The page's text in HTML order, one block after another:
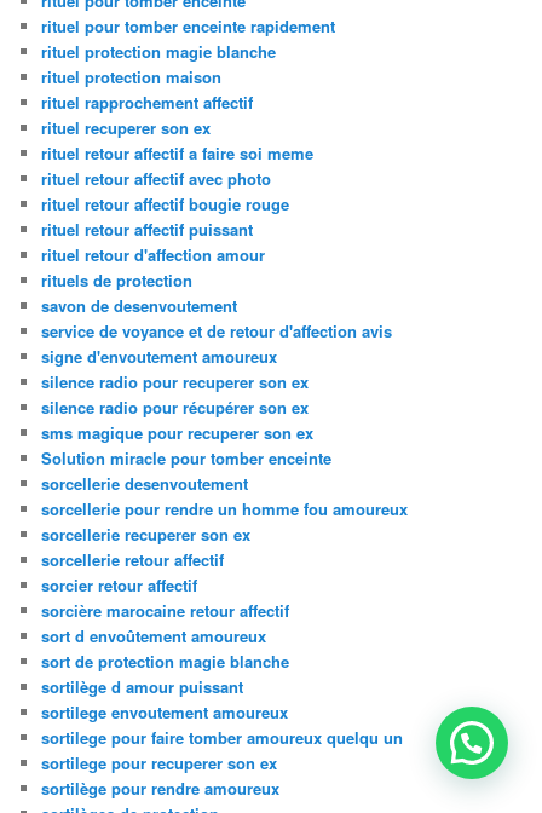
rituel pour tomber enceinte rapidement
rituel protection magie blanche
rituel protection maison
rituel rapprochement affectif
rituel recuperer son ex
rituel retour affectif a faire soi meme
rituel retour affectif avec photo
rituel retour affectif bougie rouge
rituel retour affectif puissant
rituel retour d'affection amour
rituels de protection
savon de desenvoutement
service de voyance et de retour d'affection avis
signe d'envoutement amoureux
silence radio pour recuperer son ex
silence radio pour récupérer son ex
sms magique pour recuperer son ex
Solution miracle pour tomber enceinte
sorcellerie desenvoutement
sorcellerie pour rendre un homme fou amoureux
sorcellerie recuperer son ex
sorcellerie retour affectif
sorcier retour affectif
sorcière marocaine retour affectif
sort d envoûtement amoureux
sort de protection magie blanche
sortilège d amour puissant
sortilege envoutement amoureux
sortilege pour faire tomber amoureux quelqu un
sortilege pour recuperer son ex
sortilège pour rendre amoureux